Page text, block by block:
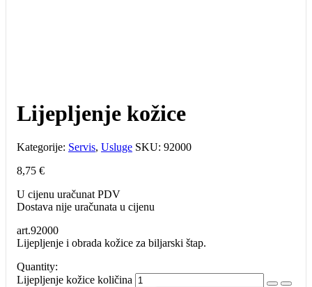
Lijepljenje kožice
Kategorije: Servis, Usluge SKU: 92000
8,75 €
U cijenu uračunat PDV
Dostava nije uračunata u cijenu
art.92000
Lijepljenje i obrada kožice za biljarski štap.
Quantity:
Lijepljenje kožice količina